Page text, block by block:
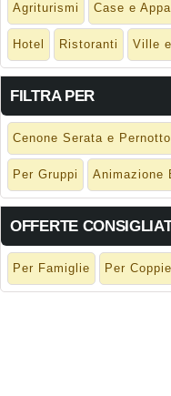
Agriturismi Case e
Hotel Ristoranti Ville
FILTRA PER
Cenone Serata e Pernotto
Per Gruppi Animazione
OFFERTE
Per Famiglie Per Coppie